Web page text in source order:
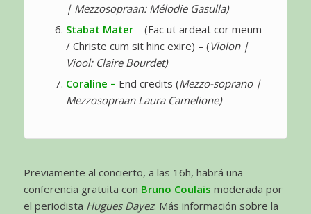
| Mezzosopraan: Mélodie Gasulla)
Stabat Mater – (Fac ut ardeat cor meum
/ Christe cum sit hinc exire) – (Violon |
Viool: Claire Bourdet)
Coraline – End credits (Mezzo-soprano |
Mezzosopraan Laura Camelione)
Previamente al concierto, a las 16h, habrá una
conferencia gratuita con Bruno Coulais moderada por
el periodista Hugues Dayez. Más información sobre la